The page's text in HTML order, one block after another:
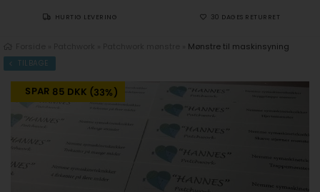
HURTIG LEVERING 30 DAGES RETURRET
Mønstre til maskinsyning
TILBAGE
SPAR 85 DKK (33%)